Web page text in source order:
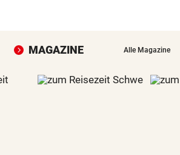
MAGAZINE Alle Magazine